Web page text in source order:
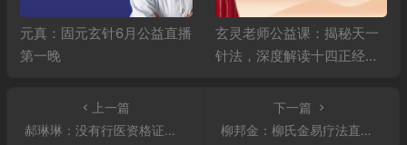
元真：固元玄针6月公益直播
第一晚
玄灵老师公益课：揭秘天一
针法，深度解读十四正经，
上一篇
郝琳琳：没有行医资格证也能开店 零基础也能创业开店的王炸技术第二天
下一篇
柳邦金：柳氏金易疗法直播公益课(第二晚)